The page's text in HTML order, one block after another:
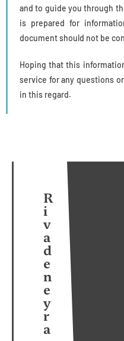
and to guide you through
is prepared for
document should not be
Hoping that this
service for any questions
in this regard.
R
i
v
a
d
e
n
e
y
r
a